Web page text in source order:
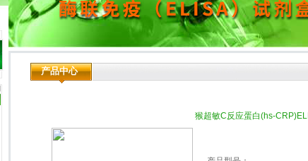
产品中心
猴超敏C反应蛋白(hs-